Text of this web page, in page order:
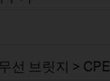
선 브릿지 > CPE